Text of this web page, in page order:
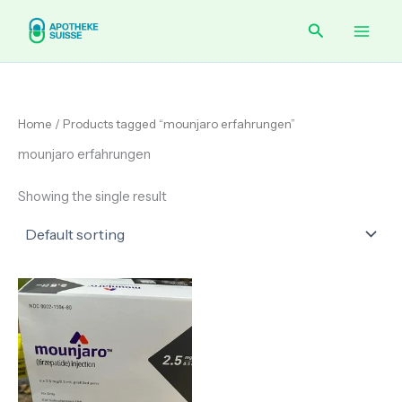
content
Search
Home / Products tagged “mounjaro erfahrungen”
mounjaro erfahrungen
Showing the single result
Price
range:
€ 260.00